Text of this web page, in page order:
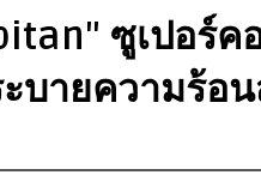
ซูเปอร์ค
บายความร้อ